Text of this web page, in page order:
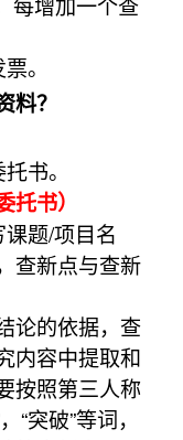
。
料？
书。
托书）
课题/项目名
查新点与查新
论的依据，查
内容中提取和
按照第三人称
“突破”等词，